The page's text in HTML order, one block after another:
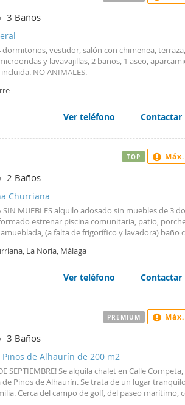
3 Baños
vestidor, salón con chimenea,
y lavavajillas, 2 baños, 1 aseo,
NO ANIMALES.
Ver teléfono Contactar
2 Baños
Churriana
SIN MUEBLES alquilo adosado sin muebles de 3
estrenar piscina comunitaria, patio,
(a falta de frigorífico y lavadora) baño
requiere solvencia económica demostrable,
por favor abstenerse quienes no
La Noria, Málaga
Ver teléfono Contactar
TOP
3 Baños
de Alhaurín de 200 m2
SEPTIEMBRE! Se alquila chalet en Calle
Pinos de Alhaurín. Se trata de un lugar
Cerca del campo de golf, del paseo marítimo,
PREMIUM